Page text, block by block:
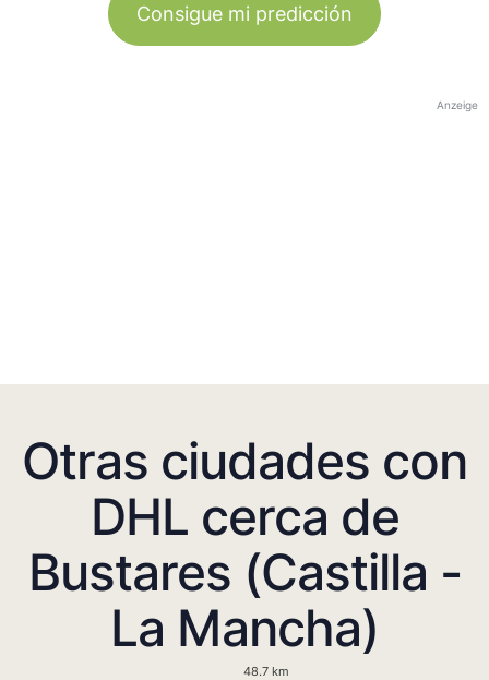
Consigue mi predicción
Anzeige
Otras ciudades con
DHL cerca de
Bustares (Castilla -
La Mancha)
48.7 km